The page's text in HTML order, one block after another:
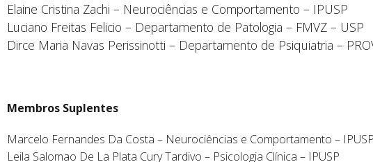
Elaine Cristina Zachi – Neurociências e Comportamento – IPUSP
Luciano Freitas Felicio – Departamento de Patologia – FMVZ – USP
Dirce Maria Navas Perissinotti – Departamento de Psiquiatria –
Membros Suplentes
Marcelo Fernandes Da Costa – Neurociências e Comportamento – IPUSP
Leila Salomao De La Plata Cury Tardivo – Psicologia Clínica – IPUSP